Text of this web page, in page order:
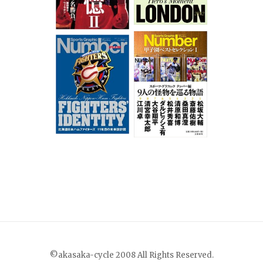
©akasaka-cycle 2008 All Rights Reserved.